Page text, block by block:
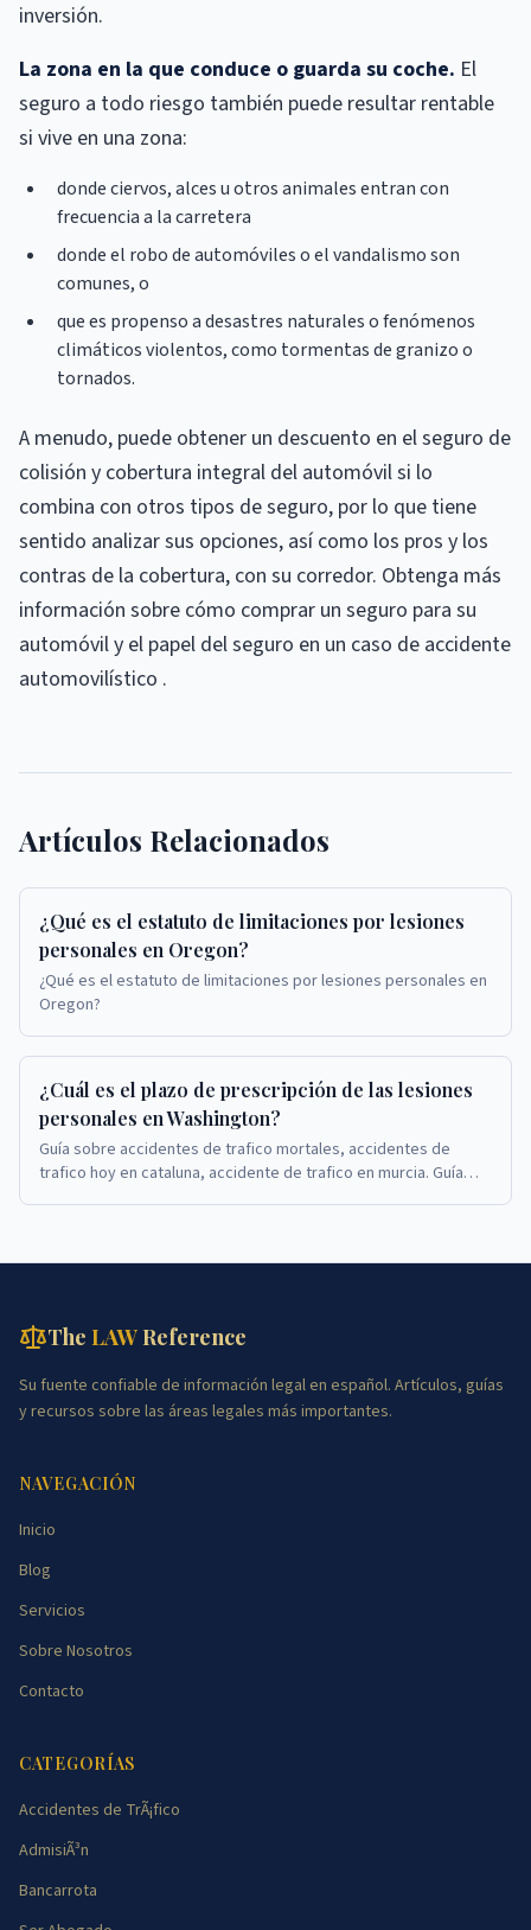
inversión.
La zona en la que conduce o guarda su coche. El
seguro a todo riesgo también puede resultar rentable
si vive en una zona:
donde ciervos, alces u otros animales entran con
frecuencia a la carretera
donde el robo de automóviles o el vandalismo son
comunes, o
que es propenso a desastres naturales o fenómenos
climáticos violentos, como tormentas de granizo o
tornados.
A menudo, puede obtener un descuento en el seguro de
colisión y cobertura integral del automóvil si lo
combina con otros tipos de seguro, por lo que tiene
sentido analizar sus opciones, así como los pros y los
contras de la cobertura, con su corredor. Obtenga más
información sobre cómo comprar un seguro para su
automóvil y el papel del seguro en un caso de accidente
automovilístico .
Artículos Relacionados
¿Qué es el estatuto de limitaciones por lesiones
personales en Oregon?
¿Qué es el estatuto de limitaciones por lesiones personales en
Oregon?
¿Cuál es el plazo de prescripción de las lesiones
personales en Washington?
Guía sobre accidentes de trafico mortales, accidentes de
trafico hoy en cataluna, accidente de trafico en murcia. Guía
The LAWReference
Su fuente confiable de información legal en español. Artículos, guías
y recursos sobre las áreas legales más importantes.
NAVEGACIÓN
Inicio
Blog
Servicios
Sobre Nosotros
Contacto
CATEGORÍAS
Accidentes de TrÃ¡fico
AdmisiÃ³n
Bancarrota